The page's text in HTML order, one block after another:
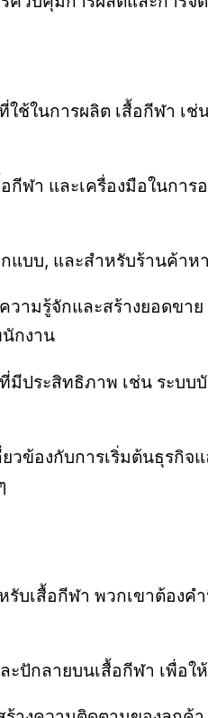
ในการผลิต เสื้อกีฬา เ
ฬา และเครื่องมือในกา
บบ, และสำหรับร้านค้า
มรู้จักและสร้างยอดขาย
กงาน
ประสิทธิภาพ เช่น ระบบ
องกับการเริ่มต้นธุรกิจแ
เสื้อกีฬา พวกเขาต้องค
ะปักลายบนเสื้อกีฬา เพื่